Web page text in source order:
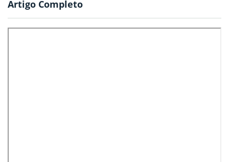
Artigo Completo